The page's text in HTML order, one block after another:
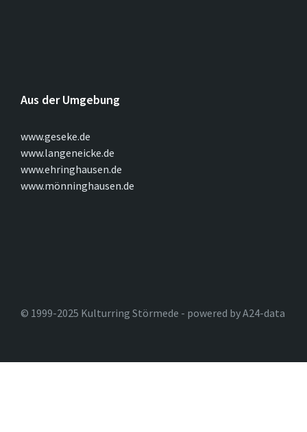
Aus der Umgebung
www.geseke.de
www.langeneicke.de
www.ehringhausen.de
www.mönninghausen.de
© 1999-2025 Kulturring Störmede - powered by A24-data